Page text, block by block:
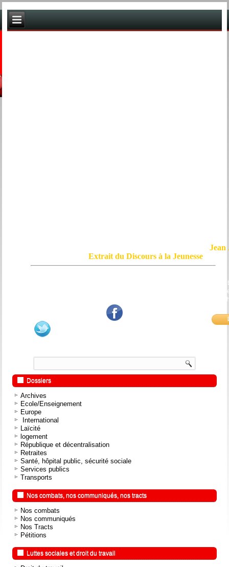
Jean
Extrait du Discours à la Jeunesse
mensonge triomphant qui passe, et de ne pas faire écho, de notre
bouche et de nos mains aux applaudissements imbéciles et aux
Dossiers
Archives
Ecole/Enseignement
Europe
International
Laïcité
logement
République et décentralisation
Retraites
Santé, hôpital public, sécurité sociale
Services publics
Transports
Nos combats, nos communiqués, nos tracts
Nos combats
Nos communiqués
Nos Tracts
Pétitions
Luttes sociales et droit du travail